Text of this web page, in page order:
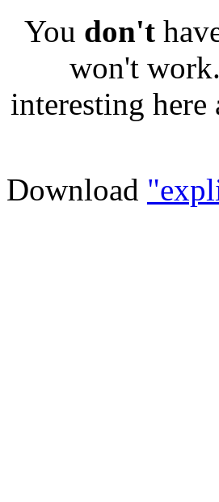
You don't
won't
interesting here
Download